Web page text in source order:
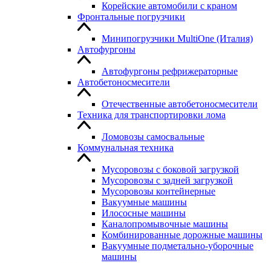
Корейские автомобили с краном
Фронтальные погрузчики
Минипогрузчики MultiOne (Италия)
Автофургоны
Автофургоны рефрижераторные
Автобетоносмесители
Отечественные автобетоносмесители
Техника для транспортировки лома
Ломовозы самосвальные
Коммунальная техника
Мусоровозы с боковой загрузкой
Мусоровозы с задней загрузкой
Мусоровозы контейнерные
Вакуумные машины
Илососные машины
Каналопромывочные машины
Комбинированные дорожные машины
Вакуумные подметально-уборочные
машины